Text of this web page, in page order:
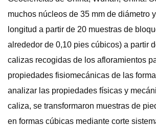
muchos núcleos de 35 mm de diámetro
longitud a partir de 20 muestras de
alrededor de 0,10 pies cúbicos) a partir
calizas recogidas de los afloramientos
propiedades fisiomecánicas de las
analizar las propiedades físicas y
caliza, se transformaron muestras de
en formas cúbicas mediante corte